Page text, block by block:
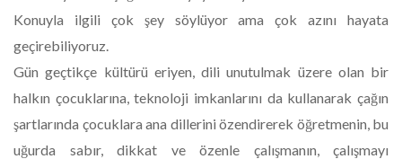
Konuyla ilgili çok şey söylüyor ama çok azını hayata
geçirebiliyoruz.
Gün geçtikçe kültürü eriyen, dili unutulmak üzere olan bir
halkın çocuklarına, teknoloji imkanlarını da kullanarak çağın
şartlarında çocuklara ana dillerini özendirerek öğretmenin, bu
uğurda sabır, dikkat ve özenle çalışmanın, çalışmayı